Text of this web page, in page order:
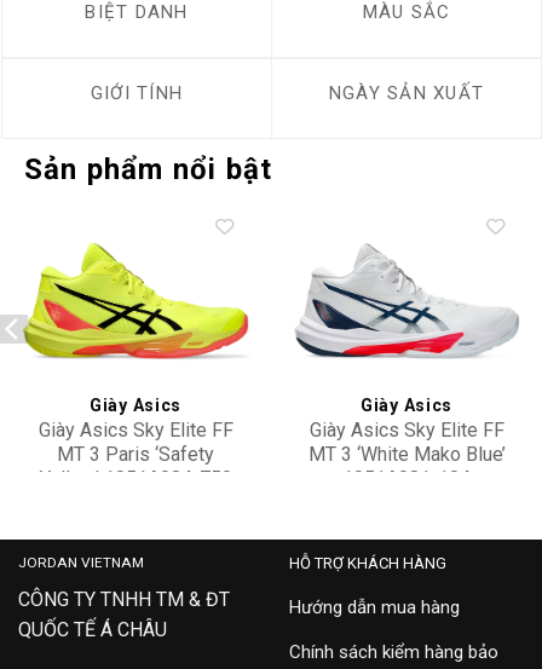
BIỆT DANH MÀU SẮC
GIỚI TÍNH NGÀY SẢN XUẤT
Sản phẩm nổi bật
Add to
wishlist
Giày Asics
Giày Asics Sky Elite FF
MT 3 Paris ‘Safety
Yellow’ 1051A084-750
Add to
wishlist
Giày Asics
Giày Asics Sky Elite FF
MT 3 ‘White Mako Blue’
1051A081-104
JORDAN VIETNAM
CÔNG TY TNHH TM & ĐT
QUỐC TẾ Á CHÂU
HỖ TRỢ KHÁCH HÀNG
Hướng dẫn mua hàng
Chính sách kiểm hàng bảo